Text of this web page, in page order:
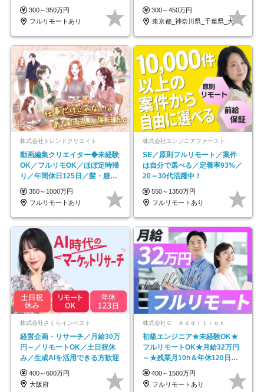
｜副業OK
300～350万円
フルリモートあり
OK/ZE010232
300～450万円
東京都_神奈川県_千葉県_大阪府_愛知県…
株式会社トレンドクリエイト
動画編集クリエイター◆未経験
OK／フルリモOK／ほぼ定時帰
り／年間休日125日／髪・服・
ネイル自由／副業OK
350～1000万円
フルリモートあり
株式会社エンジニアファースト
SE／原則フルリモート／案件
は自分で選べる／定着率93%／
20～30代活躍中！
550～1350万円
フルリモートあり
株式会社さくらインベスト
経営企画・リサーチ／月給30万
円～／リモートOK／土日祝休
み／生成AIを活用できる方歓迎
400～600万円
大阪府
株式会社Ｃ Ａｄｄｉｔｉｏｎ
初級エンジニア★未経験OK★
フルリモートOK★月給32万円
～★残業月10h＆年休120日以
上★副業可
400～1500万円
フルリモートあり